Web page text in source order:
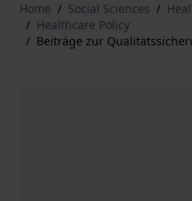
Home / Social Sciences /
/ Healthcare Policy
/ Beiträge zur